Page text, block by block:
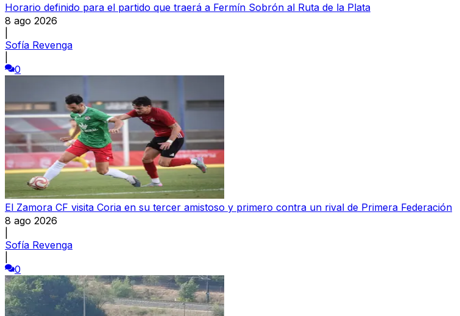
Horario definido para el partido que traerá a Fermín Sobrón al Ruta de la Plata
8 ago 2026
Sofía Revenga
0
El Zamora CF visita Coria en su tercer amistoso y primero contra un rival de Primera Federación
8 ago 2026
Sofía Revenga
0